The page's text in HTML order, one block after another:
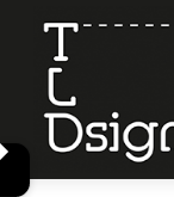
content